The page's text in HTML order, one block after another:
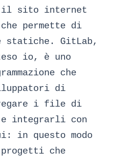
il sito internet
permette di
statiche. GitLab,
io, è uno
che
di
i file di
integrarli con
questo modo
progetti che